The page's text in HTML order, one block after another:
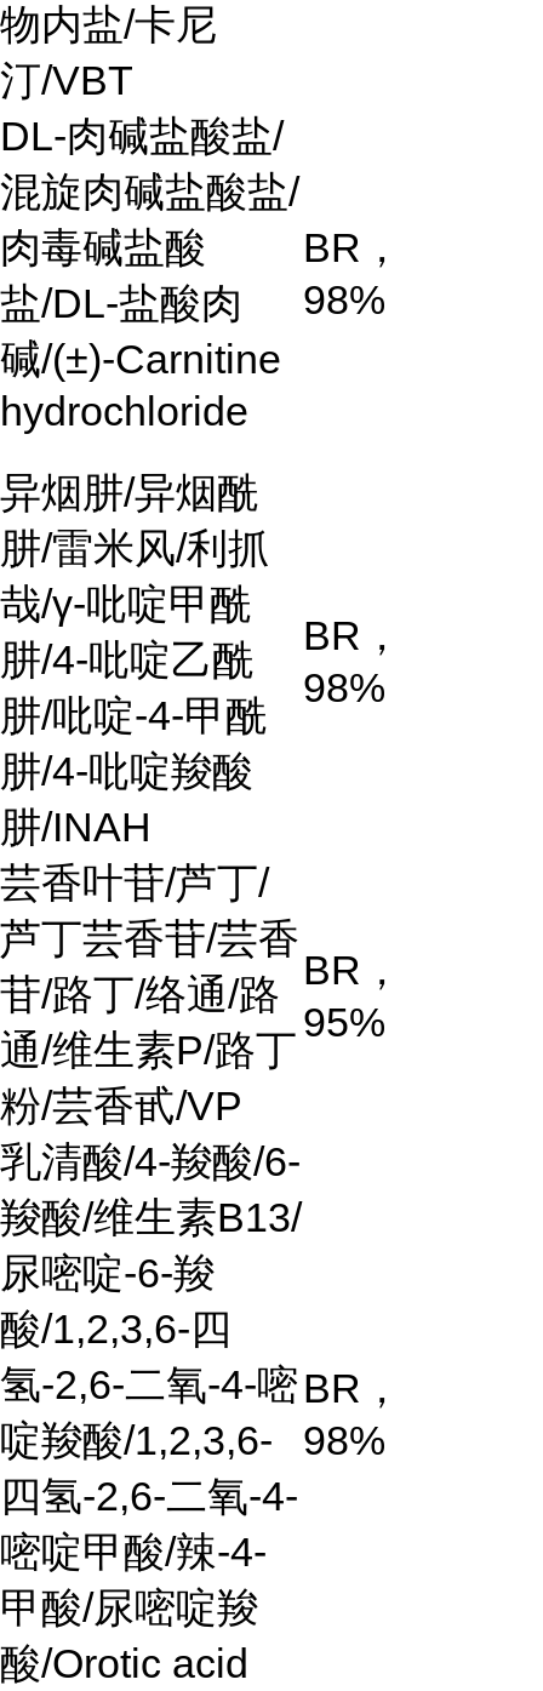
物内盐/卡尼
汀/VBT
DL-肉碱盐酸盐/
混旋肉碱盐酸盐/
肉毒碱盐酸
盐/DL-盐酸肉
碱/(±)-Carnitine
hydrochloride
BR ，
98%
异烟肼/异烟酰
肼/雷米风/利抓
哉/γ-吡啶甲酰
肼/4-吡啶乙酰
肼/吡啶-4-甲酰
肼/4-吡啶羧酸
肼/INAH
BR ，
98%
芸香叶苷/芦丁/
芦丁芸香苷/芸香
苷/路丁/络通/路
通/维生素P/路丁
粉/芸香甙/VP
BR ，
95%
乳清酸/4-羧酸/6-
羧酸/维生素B13/
尿嘧啶-6-羧
酸/1,2,3,6-四
氢-2,6-二氧-4-嘧
啶羧酸/1,2,3,6-
四氢-2,6-二氧-4-
嘧啶甲酸/辣-4-
甲酸/尿嘧啶羧
酸/Orotic acid
BR ，
98%